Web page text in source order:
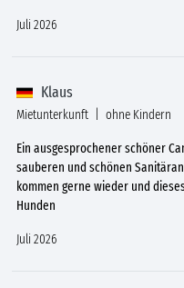
Juli 2026
Klaus
Mietunterkunft ohne Kindern
Ein ausgesprochener schöner
sauberen und schönen
kommen gerne wieder und
Hunden
Juli 2026